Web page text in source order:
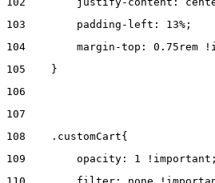
103
        padding-left: 13%;
104
margin-top: 0.75rem
105
    }
106
107
108
    .customCart{
109
opacity: 1